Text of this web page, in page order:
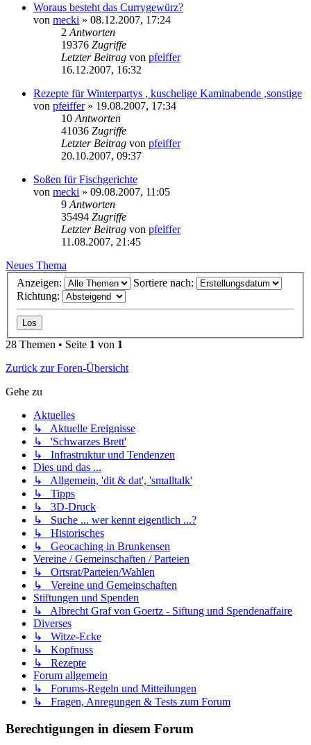
Woraus besteht das Currygewürz?
von mecki » 08.12.2007, 17:24
2 Antworten
19376 Zugriffe
Letzter Beitrag von pfeiffer
16.12.2007, 16:32
Rezepte für Winterpartys , kuschelige Kaminabende ,sonstige
von pfeiffer» 19.08.2007, 17:34
10 Antworten
41036 Zugriffe
Letzter Beitrag von pfeiffer
20.10.2007, 09:37
Soßen für Fischgerichte
von mecki » 09.08.2007, 11:05
9 Antworten
35494 Zugriffe
Letzter Beitrag von pfeiffer
11.08.2007, 21:45
Neues Thema
Anzeigen:
Sortiere nach:
Richtung:
28 Themen • Seite 1 von 1
Zurück zur Foren-Übersicht
Gehe zu
Aktuelles
↳ Aktuelle Ereignisse
↳ 'Schwarzes Brett'
↳ Infrastruktur und Tendenzen
Dies und das ...
↳ Allgemein, 'dit & dat', 'smalltalk'
↳ Tipps
↳ 3D-Druck
↳ Suche ... wer kennt eigentlich ...?
↳ Historisches
↳ Geocaching in Brunkensen
Vereine / Gemeinschaften / Parteien
↳ Ortsrat/Parteien/Wahlen
↳ Vereine und Gemeinschaften
Stiftungen und Spenden
↳ Albrecht Graf von Goertz - Siftung und Spendenaffaire
Diverses
↳ Witze-Ecke
↳ Kopfnuss
↳ Rezepte
Forum allgemein
↳ Forums-Regeln und Mitteilungen
↳ Fragen, Anregungen & Tests zum Forum
Berechtigungen in diesem Forum